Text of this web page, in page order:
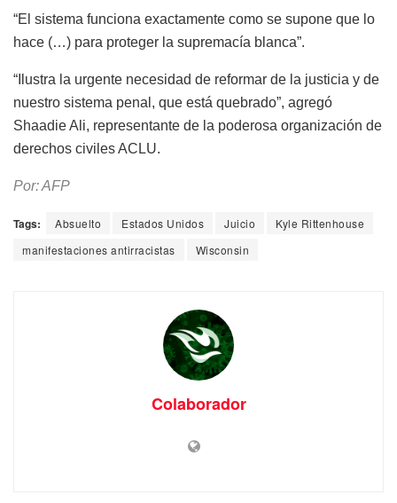
“El sistema funciona exactamente como se supone que lo
hace (…) para proteger la supremacía blanca”.
“Ilustra la urgente necesidad de reformar de la justicia y de
nuestro sistema penal, que está quebrado”, agregó
Shaadie Ali, representante de la poderosa organización de
derechos civiles ACLU.
Por: AFP
Tags: Absuelto Estados Unidos Juicio
Kyle Rittenhouse
manifestaciones antirracistas
Wisconsin
Colaborador